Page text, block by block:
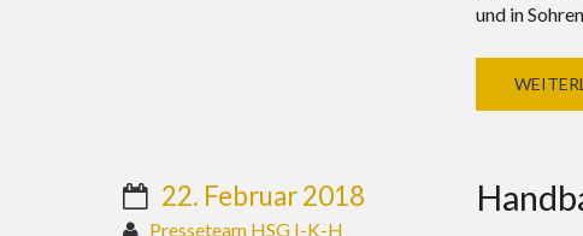
und in
22. Februar 2018
Presseteam HSG I-K-H